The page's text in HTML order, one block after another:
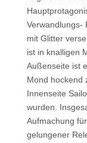
Verwandlungs-
mit Glitter
ist in knalligen
Außenseite ist
Mond hockend
Innenseite
wurden.
Aufmachung
gelungener